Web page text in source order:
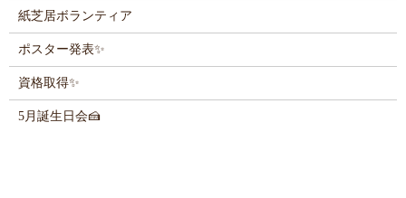
紙芝居ボランティア
ポスター発表✨
資格取得✨
5月誕生日会🍰